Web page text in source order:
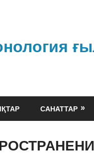
САНАТТАР